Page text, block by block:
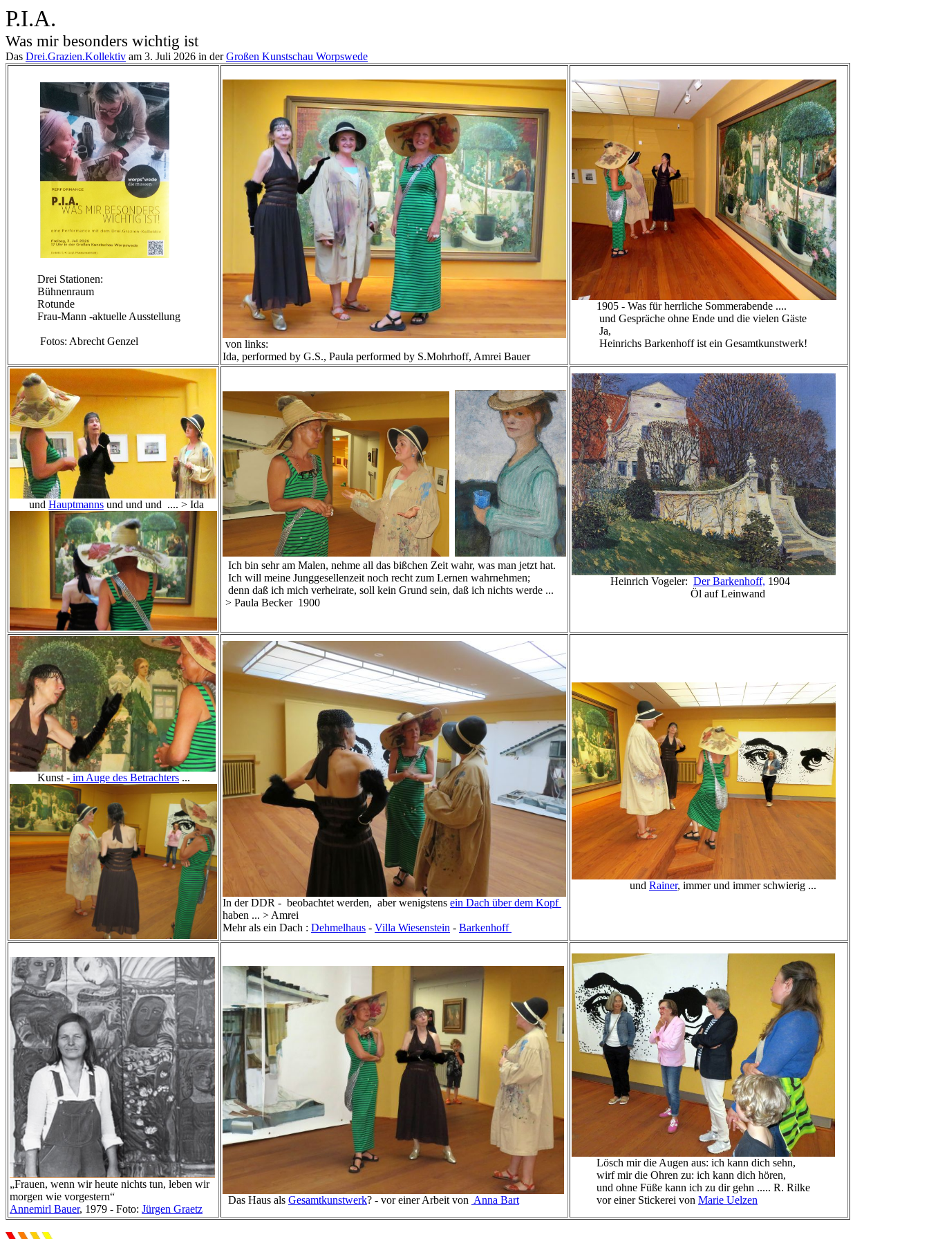
P.I.A.
Was mir besonders wichtig ist
Das Drei.Grazien.Kollektiv am 3. Juli 2026 in derGroßen Kunstschau Worpswede
Drei Stationen:
Bühnenraum
Rotunde
Frau-Mann -aktuelle Ausstellung
Fotos: Abrecht Genzel
von links:
Ida, performed by G.S., Paula performed by S.Mohrhoff, Amrei Bauer
1905 - Was für herrliche Sommerabende ....
und Gespräche ohne Ende und die vielen Gäste
Ja,
Heinrichs Barkenhoff ist ein Gesamtkunstwerk!
und Hauptmanns und und und .... > Ida
Ich bin sehr am Malen, nehme all das bißchen Zeit wahr, was man jetzt hat.
Ich will meine Junggesellenzeit noch recht zum Lernen wahrnehmen;
denn daß ich mich verheirate, soll kein Grund sein, daß ich nichts werde ...
> Paula Becker 1900
Heinrich Vogeler: Der Barkenhoff, 1904
Öl auf Leinwand
Kunst - im Auge des Betrachters ...
In der DDR - beobachtet werden, aber wenigstens ein Dach über dem Kopf
haben ... > Amrei
Mehr als ein Dach : Dehmelhaus - Villa Wiesenstein - Barkenhoff
und Rainer, immer und immer schwierig ...
„Frauen, wenn wir heute nichts tun, leben wir
morgen wie vorgestern“
Annemirl Bauer, 1979 - Foto: Jürgen Graetz
Das Haus als Gesamtkunstwerk? - vor einer Arbeit von Anna Bart
Lösch mir die Augen aus: ich kann dich sehn,
wirf mir die Ohren zu: ich kann dich hören,
und ohne Füße kann ich zu dir gehn ..... R. Rilke
vor einer Stickerei von Marie Uelzen